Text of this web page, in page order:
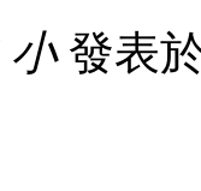
小發表